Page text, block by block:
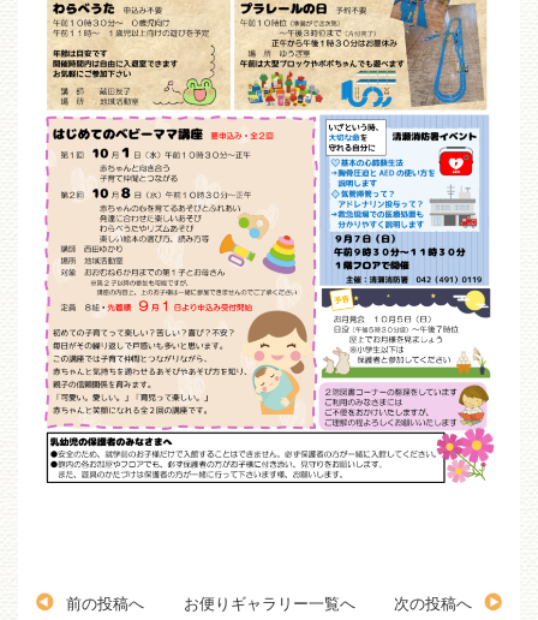
前の投稿へ お便りギャラリー一覧へ 次の投稿へ